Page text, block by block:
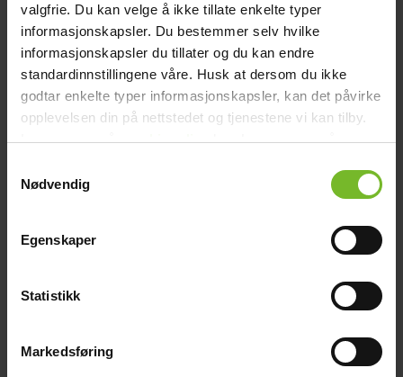
valgfrie. Du kan velge å ikke tillate enkelte typer
informasjonskapsler. Du bestemmer selv hvilke
informasjonskapsler du tillater og du kan endre
standardinnstillingene våre. Husk at dersom du ikke
godtar enkelte typer informasjonskapsler, kan det påvirke
opplevelsen din på nettstedet og tjenestene vi kan tilby.
Les mer om vårcookiepolicyher. Les mer om våre
Nødvendig
Egenskaper
Statistikk
Markedsføring
Paketets dimensioner
Bredd (cm):59
Höjd (cm):155
Längd (cm):
Vikt (kg):15
Recensioner
Tillbehör
Köp fler få 15%